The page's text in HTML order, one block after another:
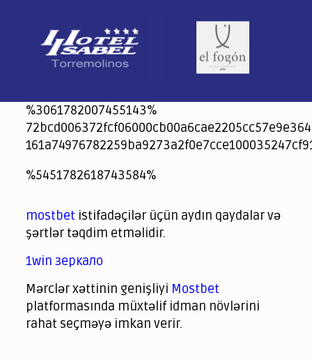
%3061782007455143%
jeetcity
1xbet
jeet city casino
%5451782618743584%
spintiger
Avabet
Spinrise
Crown Green
Crowngreen casino login
슈가 러쉬1000 슬롯
crazy time casino online
1xcasinozambia.com
codingworldnews.com
parimatch.kr
winorio
winorio casino
winorio
mostbet istifadəçilər üçün aydın qaydalar və
şərtlər təqdim etməlidir.
1win зеркало
Mərclər xəttinin genişliyi Mostbet
platformasında müxtəlif idman növlərini
rahat seçməyə imkan verir.